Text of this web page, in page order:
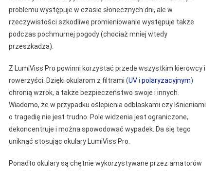
problemu występuje w czasie słonecznych dni, ale w
rzeczywistości szkodliwe promieniowanie występuje także
podczas pochmurnej pogody (chociaż mniej wtedy
przeszkadza).
Z LumiViss Pro powinni korzystać przede wszystkim kierowcy i
rowerzyści. Dzięki okularom z filtrami (UVi polaryzacyjnym)
chronią wzrok, a także bezpieczeństwo swoje i innych.
Wiadomo, że w przypadku oślepienia odblaskami czy lśnieniami
o tragedię nie jest trudno. Pole widzenia jest ograniczone,
dekoncentruje i można spowodować wypadek. Da się tego
uniknąć stosując okulary LumiViss Pro.
Ponadto okulary są chętnie wykorzystywane przez amatorów